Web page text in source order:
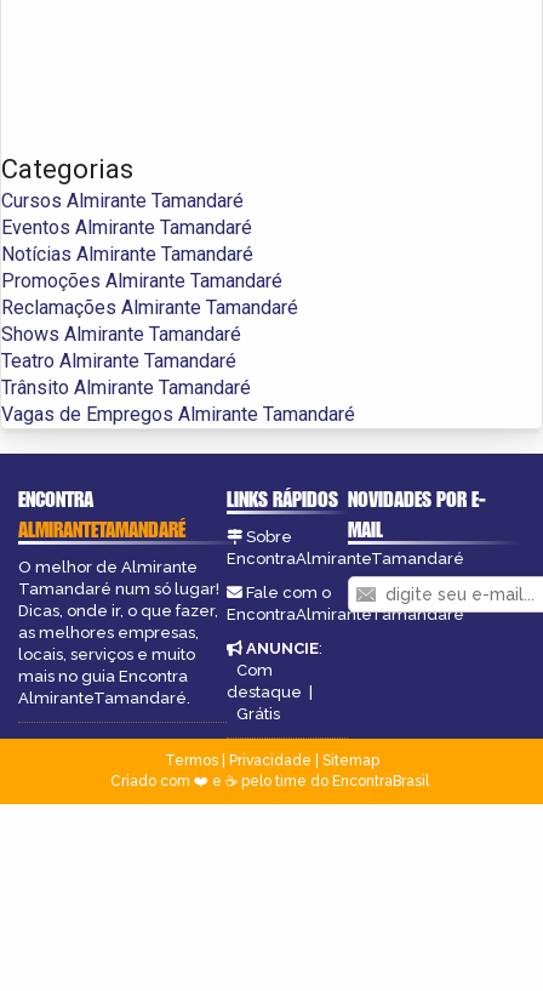
Categorias
Cursos Almirante Tamandaré
Eventos Almirante Tamandaré
Notícias Almirante Tamandaré
Promoções Almirante Tamandaré
Reclamações Almirante Tamandaré
Shows Almirante Tamandaré
Teatro Almirante Tamandaré
Trânsito Almirante Tamandaré
Vagas de Empregos Almirante Tamandaré
ENCONTRA
ALMIRANTETAMANDARÉ
O melhor de Almirante
Tamandaré num só lugar!
Dicas, onde ir, o que fazer,
as melhores empresas,
locais, serviços e muito
mais no guia Encontra
AlmiranteTamandaré.
LINKS RÁPIDOS
Sobre
EncontraAlmiranteTamandaré
Fale com o
EncontraAlmiranteTamandaré
ANUNCIE:
Com
destaque |
Grátis
NOVIDADES POR E-
MAIL
Termos| Privacidade
Sitemap
Criado com ❤️ e ☕ pelo time do EncontraBrasil